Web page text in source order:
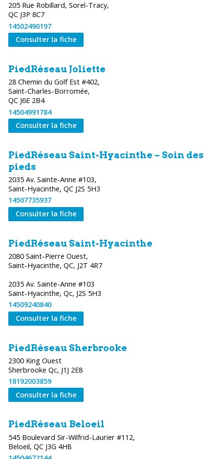
205 Rue Robillard, Sorel-Tracy,
QC J3P 8C7
14502490197
Consulter la fiche
PiedRéseau Joliette
28 Chemin du Golf Est #402,
Saint-Charles-Borromée,
QC J6E 2B4
14504991784
Consulter la fiche
PiedRéseau Saint-Hyacinthe – Soin des
pieds
2035 Av. Sainte-Anne #103,
Saint-Hyacinthe, QC J2S 5H3
14507735937
Consulter la fiche
PiedRéseau Saint-Hyacinthe
2080 Saint-Pierre Ouest,
Saint-Hyacinthe, QC, J2T 4R7
2035 Av. Sainte-Anne #103
Saint-Hyacinthe, Qc, J2S 5H3
14509240840
Consulter la fiche
PiedRéseau Sherbrooke
2300 King Ouest
Sherbrooke Qc, J1J 2E8
18192003859
Consulter la fiche
PiedRéseau Beloeil
545 Boulevard Sir-Wilfrid-Laurier #112,
Beloeil, QC J3G 4H8